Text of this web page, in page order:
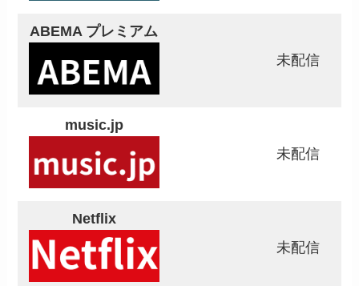
ABEMA プレミアム
未配信
music.jp
未配信
Netflix
未配信